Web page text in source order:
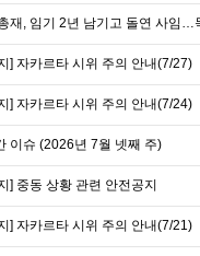
재, 임기 2년 남기고 돌연 사임…
] 자카르타 시위 주의 안내(7/27)
] 자카르타 시위 주의 안내(7/24)
이슈 (2026년 7월 넷째 주)
] 중동 상황 관련 안전공지
] 자카르타 시위 주의 안내(7/21)